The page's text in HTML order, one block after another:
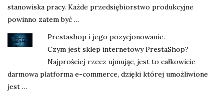
stanowiska pracy. Każde przedsiębiorstwo produkcyjne
powinno zatem być …
Prestashop i jego pozycjonowanie.
Czym jest sklep internetowy PrestaShop?
Najprościej rzecz ujmując, jest to całkowicie
darmowa platforma e-commerce, dzięki której umożliwione
jest …